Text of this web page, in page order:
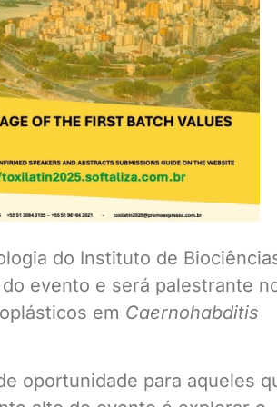
do Instituto de
evento e será palestrante
em Caernohabditis
oportunidade para aqueles